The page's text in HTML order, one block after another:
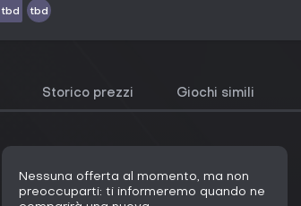
tbd tbd
Storico prezzi Giochi simili
Nessuna offerta al momento, ma non
preoccuparti: ti informeremo quando ne